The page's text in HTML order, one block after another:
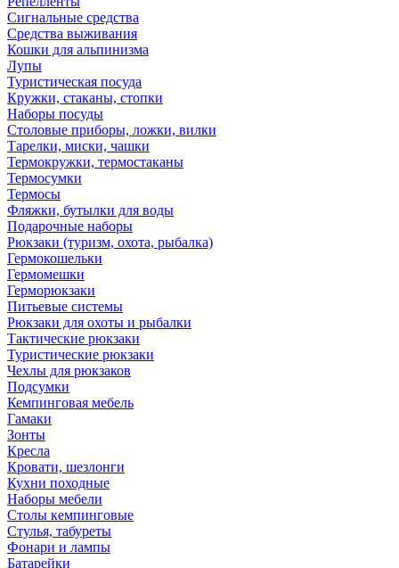
Сигнальные средства
Средства выживания
Кошки для альпинизма
Лупы
Туристическая посуда
Кружки, стаканы, стопки
Наборы посуды
Столовые приборы, ложки, вилки
Тарелки, миски, чашки
Термокружки, термостаканы
Термосумки
Термосы
Фляжки, бутылки для воды
Подарочные наборы
Рюкзаки (туризм, охота, рыбалка)
Гермокошельки
Гермомешки
Герморюкзаки
Питьевые системы
Рюкзаки для охоты и рыбалки
Тактические рюкзаки
Туристические рюкзаки
Чехлы для рюкзаков
Подсумки
Кемпинговая мебель
Гамаки
Зонты
Кресла
Кровати, шезлонги
Кухни походные
Наборы мебели
Столы кемпинговые
Стулья, табуреты
Фонари и лампы
Батарейки